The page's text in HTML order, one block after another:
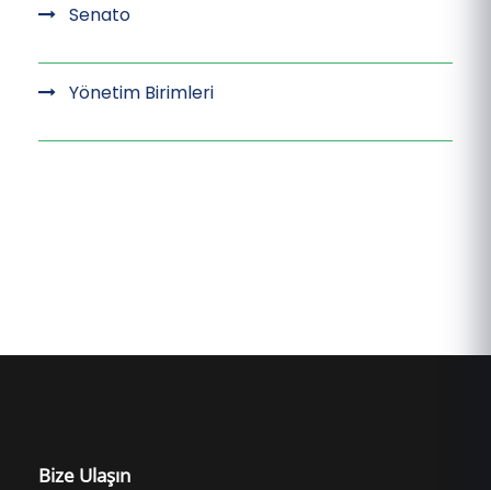
Senato
Yönetim Birimleri
Bize Ulaşın